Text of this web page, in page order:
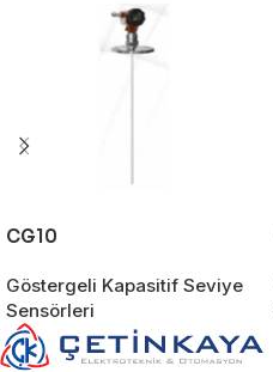
CG10
Göstergeli Kapasitif Seviye
Sensörleri